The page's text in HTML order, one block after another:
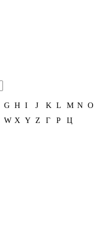
G H I J K L M N O
W X Y Z Г Р Ц